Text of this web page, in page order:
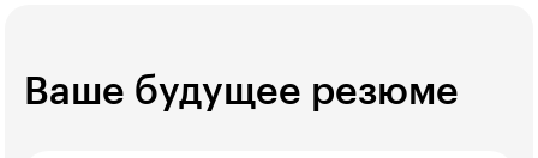
Ваше будущее резюме